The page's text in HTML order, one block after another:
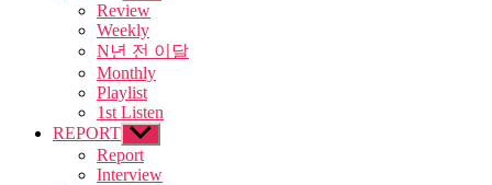
sub
menu
Review
Weekly
N년 전 이달
Monthly
Playlist
1st Listen
REPORT Show
sub
menu
Report
Interview